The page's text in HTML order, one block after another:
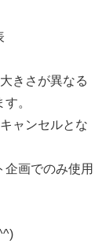
きさが異なる
。
ャンセルとな
企画でのみ使用